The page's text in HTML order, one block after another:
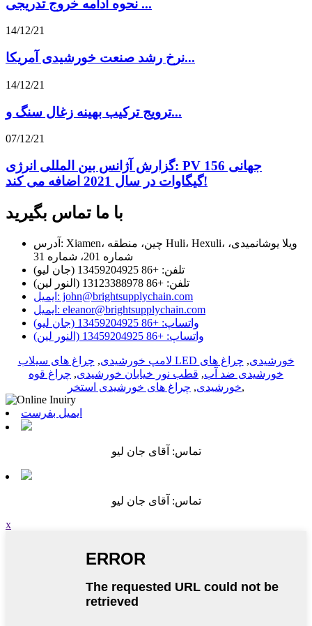
نحوه ادامه خروج تدریجی ...
14/12/21
نرخ رشد صنعت خورشیدی آمریکا...
14/12/21
ترویج ترکیب بهینه زغال سنگ و...
07/12/21
گزارش آژانس بین المللی انرژی: PV جهانی 156
گیگاوات در سال 2021 اضافه می کند!
با ما تماس بگیرید
آدرس: Xiamen، چین، منطقه Huli، Hexuli، ویلا یوشانمیدی،
شماره 201، شماره 31
تلفن: +86 13459204925 (جان لیو)
تلفن: +86 13123388978 (النور لین)
ایمیل: john@brightsupplychain.com
ایمیل: eleanor@brightsupplychain.com
واتساپ: +86 13459204925 (جان لیو)
واتساپ: +86 13459204925 (النور لین)
لامپ خورشیدی, چراغ های سیلاب LED خورشیدی, چراغ های
خورشیدی ضد آب, قطب نور خیابان خورشیدی, چراغ قوه
خورشیدی, چراغ های خورشیدی استخر ,
ایمیل بفرست
تماس: آقای جان لیو
تماس: آقای جان لیو
x